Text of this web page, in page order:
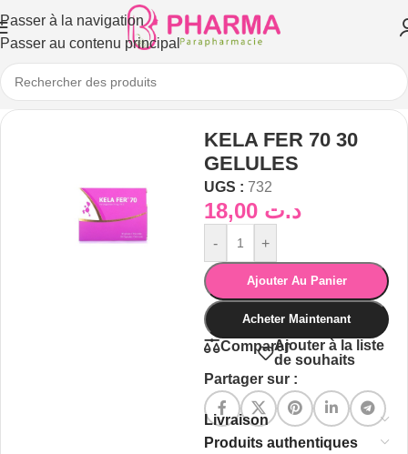
Passer à la navigation
Passer au contenu principal
KELA FER 70 30
GELULES
UGS : 732
د.ت
- +
Ajouter Au Panier
Acheter Maintenant
ComparerAjouter à la liste
de souhaits
Partager sur :
Livraison
Produits authentiques